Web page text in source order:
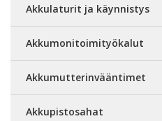
Akkulaturit ja käynnistys
Akkumonitoimityökalut
Akkumutterinvääntimet
Akkupistosahat